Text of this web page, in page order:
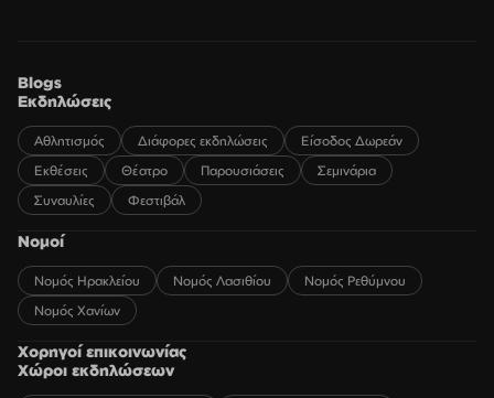
Blogs
Εκδηλώσεις
Αθλητισμός Διάφορες εκδηλώσεις
Είσοδος Δωρεάν
Εκθέσεις
Θέατρο Παρουσιάσεις
Σεμινάρια
Συναυλίες
Φεστιβάλ
Νομοί
Νομός Ηρακλείου Νομός Λασιθίου
Νομός Ρεθύμνου
Νομός Χανίων
Χορηγοί επικοινωνίας
Χώροι εκδηλώσεων